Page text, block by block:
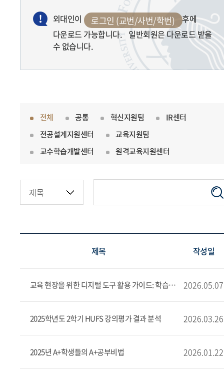
외대인이 로그인 (교번/사번/학번)
후에
다운로드 가능합니다. 일반회원은 다운로드 받을
수 없습니다.
전체 공통 혁신지원팀
IR센터
전공설계지원센터
교육지원팀
교수학습개발센터
원격교육지원센터
제목 작성일
교육 현장을 위한 디지털 도구 활용 가이드: 학습자와 교수자를 위한 실전 활용서 2026.05.07
2025학년도 2학기 HUFS 강의평가 결과 분석 2026.03.26
2025년 A+학생들의 A+공부비법 2026.01.22